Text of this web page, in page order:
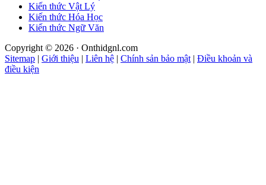
Kiến thức Vật Lý
Kiến thức Hóa Học
Kiến thức Ngữ Văn
Copyright © 2026 · Onthidgnl.com
Sitemap | Giới thiệu | Liên hệ | Chính sản bảo mật | Điều khoản và
điều kiện